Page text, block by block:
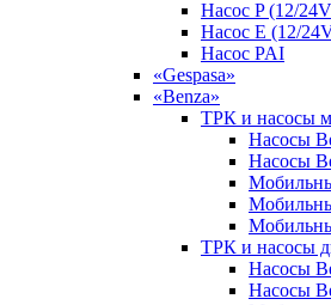
Насос P (12/
Насос E (12/
Насос PAI
«Gespasa»
«Benza»
ТРК и насосы
Насосы
Насосы
ТРК и насосы
Насосы
Насосы